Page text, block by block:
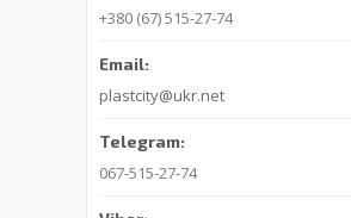
+380 (67) 515-27-74
plastcity@ukr.net
067-515-27-74